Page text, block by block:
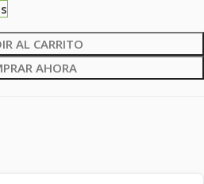
AL CARRITO
AHORA